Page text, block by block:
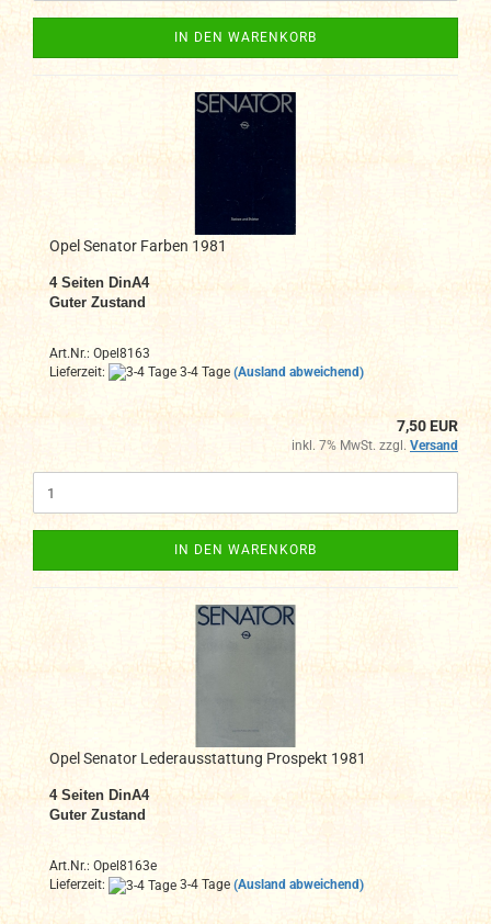
IN DEN WARENKORB
Opel Senator Farben 1981
4 Seiten DinA4
Guter Zustand
Art.Nr.: Opel8163
Lieferzeit:
3-4 Tage (Ausland abweichend)
7,50 EUR
inkl. 7% MwSt. zzgl. Versand
IN DEN WARENKORB
Opel Senator Lederausstattung Prospekt 1981
4 Seiten DinA4
Guter Zustand
Art.Nr.: Opel8163e
Lieferzeit:
3-4 Tage (Ausland abweichend)